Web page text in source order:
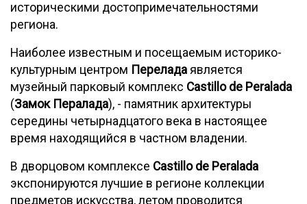
историческими достопримечательностями
региона.
Наиболее известным и посещаемым историко-
культурным центром Перелада является
музейный парковый комплекс Castillo de Peralada
(Замок Пералада), - памятник архитектуры
середины четырнадцатого века в настоящее
время находящийся в частном владении.
В дворцовом комплексе Castillo de Peralada
экспонируются лучшие в регионе коллекции
предметов искусства, летом проводится